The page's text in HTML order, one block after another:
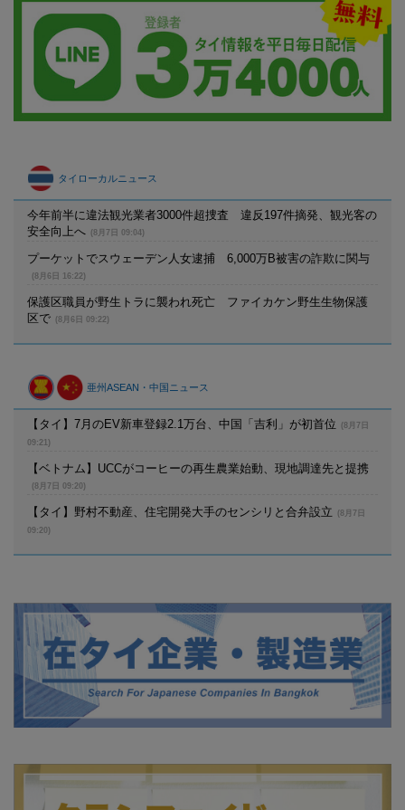
タイローカルニュース
今年前半に違法観光業者3000件超捜査 違反197件摘発、観光客の
安全向上へ
(8月7日 09:04)
プーケットでスウェーデン人女逮捕 6,000万B被害の詐欺に関与
(8月6日 16:22)
保護区職員が野生トラに襲われ死亡 ファイカケン野生生物保護
区で
(8月6日 09:22)
亜州ASEAN・中国ニュース
【タイ】7月のEV新車登録2.1万台、中国「吉利」が初首位
(8月7日
09:21)
【ベトナム】UCCがコーヒーの再生農業始動、現地調達先と提携
(8月7日 09:20)
【タイ】野村不動産、住宅開発大手のセンシリと合弁設立
(8月7日
09:20)